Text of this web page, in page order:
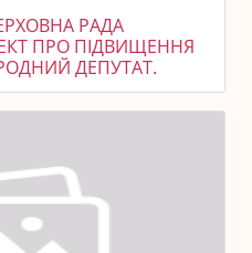
РАДА
ПРО ПІДВИЩЕННЯ
ДЕПУТАТ.